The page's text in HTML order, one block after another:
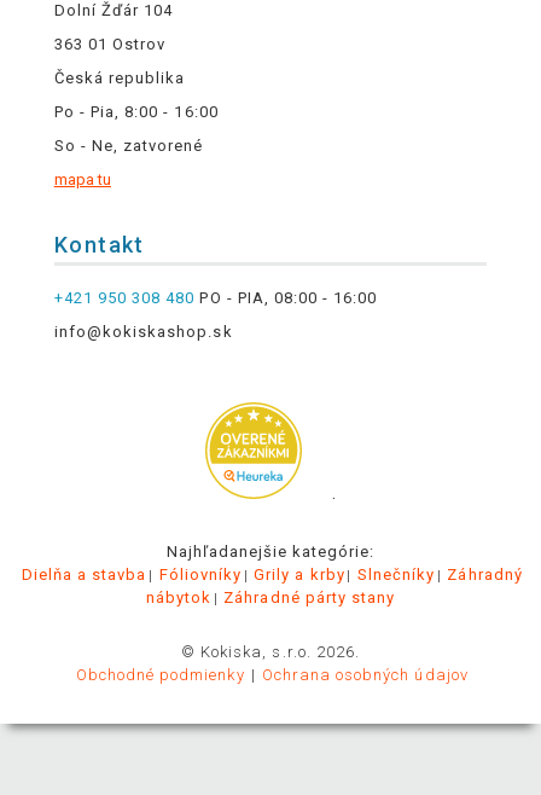
Dolní Žďár 104
363 01 Ostrov
Česká republika
Po - Pia, 8:00 - 16:00
So - Ne, zatvorené
mapa tu
Kontakt
+421 950 308 480 PO - PIA, 08:00 - 16:00
info@kokiskashop.sk
.
Najhľadanejšie kategórie:
Dielňa a stavba
Fóliovníky Grily a krby Slnečníky
Záhradný
nábytok
Záhradné párty stany
© Kokiska, s.r.o. 2026.
Obchodné podmienky
Ochrana osobných údajov